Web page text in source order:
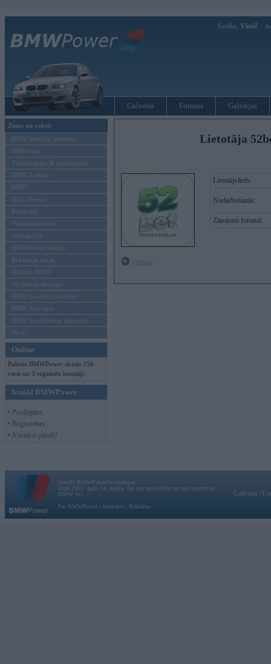
Sveiks, Viesi!
Galvenā Forums Galerijas
Ziņas un raksti
BMW modeļu jaunumi
BMW testi
Tehnoloģijas & sasniegumi
BMW Latvijā
MINI
Rolls-Royce
Pasākumi
Vadāmības tests
Autosports
BMWPower aktuāli
Reklāmas raksti
Mēneša BMW
Sērijveida tūnings
BMW pasaules jaunumi
BMW koncepti
BMW konkurentu jaunumi
Moto
Online
Pašreiz BMWPower skatās 156
viesi un 3 reģistrēti lietotāji.
Ienākt BMWPower
• Pieslēgties
• Reģistrēties
• Aizmirsi paroli?
Lietotāja
Lietotājvārds:
Nodarbošanās:
Ziņojumi forumā:
Vortāls BMWPower.lv darbojas
kopš 2002. gada 14. maija. Tas nav auto klubs un nav saistīts ar
BMW AG.
Par BMWPower
Kontakti Reklāma
Galvena